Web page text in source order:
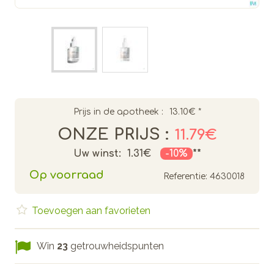
Prijs in de apotheek : 13.10€ *
ONZE PRIJS : 11.79€
Uw winst: 1.31€ -10% **
Op voorraad Referentie: 4630018
Toevoegen aan favorieten
Win 23 getrouwheidspunten